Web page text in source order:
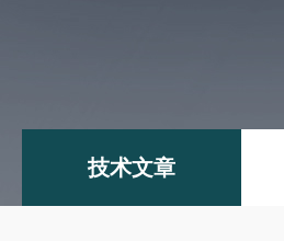
技术文章